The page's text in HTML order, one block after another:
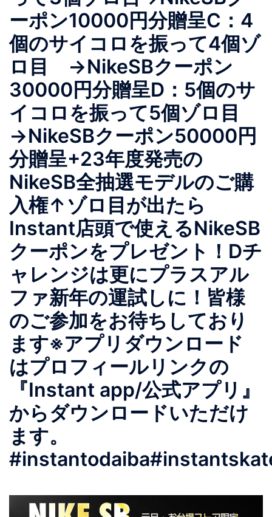
ーポン10000円分贈呈C：4
個のサイコロを振って4個ゾ
ロ目 →NikeSBクーポン
30000円分贈呈D：5個のサ
イコロを振って5個ゾロ目
→NikeSBクーポン50000円
分贈呈+23年度発売の
NikeSB全抽選モデルのご購
入権↑ゾロ目が出たら
Instant店頭で使えるNikeSB
クーポンをプレゼント！Dチ
ャレンジは更にプラスアル
ファ新年の運試しに！皆様
のご参加をお待ちしており
ます※アプリダウンロード
はプロフィールリンクの
『Instant app/公式アプリ』
からダウンロードいただけ
ます。